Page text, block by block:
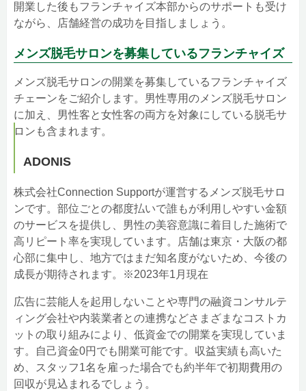
開業した後もフランチャイズ本部からのサポートも受け
ながら、店舗経営の成功を目指しましょう。
メンズ脱毛サロンを募集しているフランチャイズ
メンズ脱毛サロンの開業を募集しているフランチャイズ
チェーンをご紹介します。男性専用のメンズ脱毛サロン
に加え、男性客と女性客の両方を対象にしている脱毛サ
ロンも含まれます。
ADONIS
株式会社Connection Supportが運営するメンズ脱毛サロ
ンです。部位ごとの都度払いで誰もが利用しやすい金額
のサービスを提供し、男性の美容意識に着目した施術で
高リピート率を実現しています。店舗は東京・大阪の都
心部に集中し、地方ではまだ知名度がないため、今後の
成長が期待されます。※2023年1月現在
広告に芸能人を起用しないことや専門の融資コンサルテ
ィング会社や内装業者との連携などさまざまなコストカ
ットの取り組みにより、低資金での開業を実現していま
す。自己資金0円でも開業可能です。収益実績も高いた
め、スタッフ1名を雇った場合でも約半年で初期費用の
回収が見込まれるでしょう。